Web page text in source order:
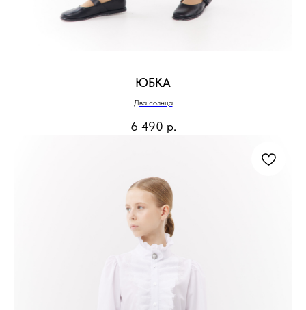
ЮБКА
Два солнца
6 490 р.